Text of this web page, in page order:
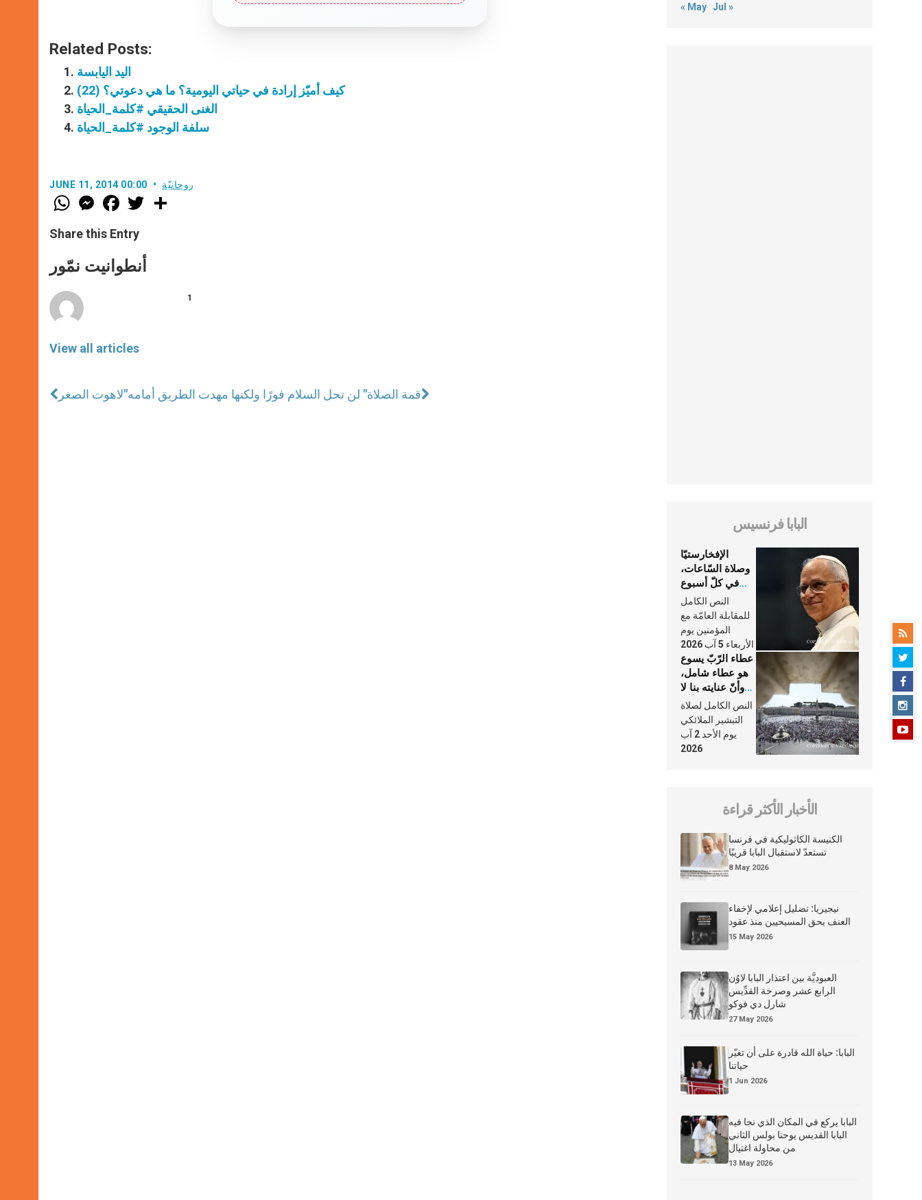
Related Posts:
اليد اليابسة
كيف أميّز إرادة في حياتي اليومية؟ ما هي دعوتي؟ (22)
الغنى الحقيقي #كلمة_الحياة
سلفة الوجود #كلمة_الحياة
JUNE 11, 2014 00:00 روحانيّة
W
h
t
s
p
p
M
e
s
e
g
e
F
a
e
b
o
k
w
Share this Entry
أنطوانيت نمّور
View all articles
1
لاهوت الصغر "قمة الصلاة" لن تحل السلام فورًا ولكنها مهدت الطريق أمامه
« May Jul »
البابا فرنسيس
الإفخارستيّا
وصلاة السّاعات،
في كلّ أسبوع
وكلّ يوم، هما
النَّفَس في حياة
الكنيسة
النص الكامل
للمقابلة العامّة مع
المؤمنين يوم
الأربعاء 5 آب 2026
عطاء الرّبّ يسوع
هو عطاء شامل،
وأنّ عنايته بنا لا
تغيب عنّا أبدًا
النص الكامل لصلاة
التبشير الملائكي
يوم الأحد 2 آب
2026
الأخبار الأكثر قراءة
الكنيسة الكاثوليكية في فرنسا
تستعدّ لاستقبال البابا قريبًا
8 May 2026
نيجيريا: تضليل إعلامي لإخفاء
العنف بحق المسيحيين منذ عقود
15 May 2026
العبوديَّة بين اعتذار البابا لاوُن
الرابع عشر وصرخة القدِّيس
شارل دي فوكو
27 May 2026
البابا: حياة الله قادرة على أن تغيّر
حياتنا
1 Jun 2026
البابا يركع في المكان الذي نجا فيه
البابا القديس يوحنا بولس الثاني
من محاولة اغتيال
13 May 2026